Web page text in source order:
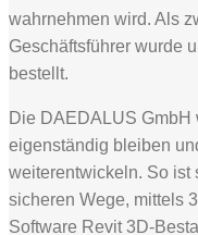
wahrnehmen wird. Als
Geschäftsführer wurde
bestellt.
Die DAEDALUS GmbH
eigenständig bleiben
weiterentwickeln. So ist
sicheren Wege, mittels
Software Revit 3D-